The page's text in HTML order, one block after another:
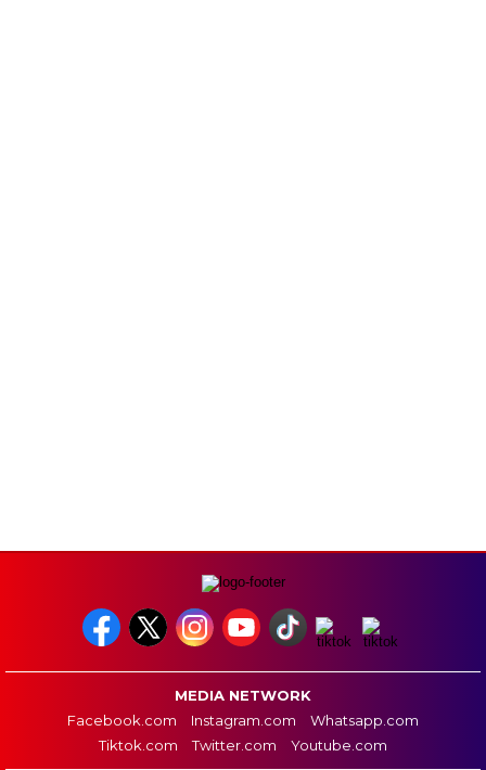
MEDIA NETWORK
Facebook.com
Instagram.com
Whatsapp.com
Tiktok.com
Twitter.com Youtube.com